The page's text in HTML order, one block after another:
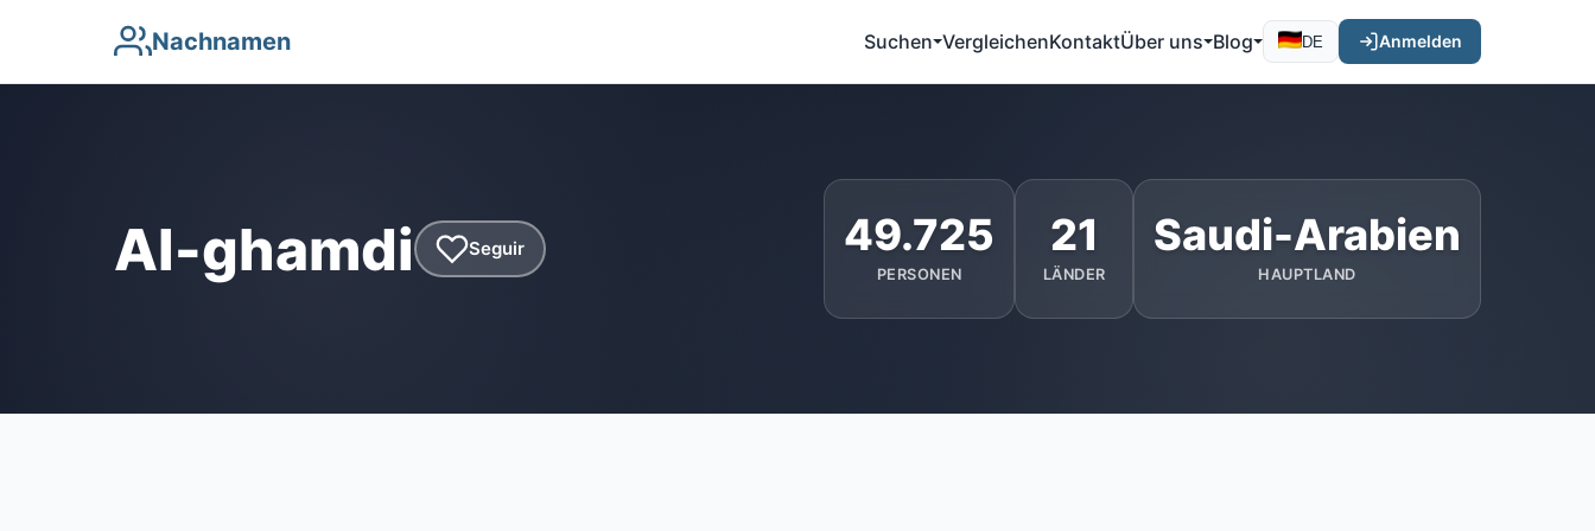
Nachnamen Suchen VergleichenKontaktÜber uns Blog DE Anmelden
Al-ghamdi Seguir 49.725
PERSONEN
21
LÄNDER
Saudi-Arabien
HAUPTLAND